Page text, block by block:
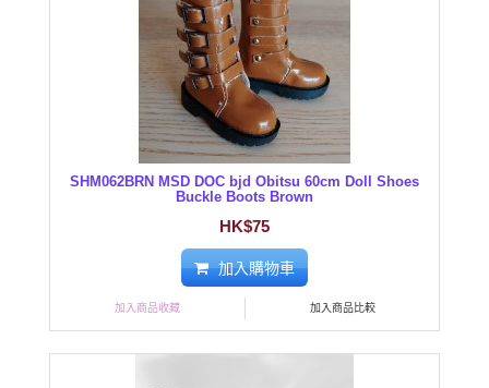
SHM062BRN MSD DOC bjd Obitsu 60cm Doll Shoes
Buckle Boots Brown
HK$75
加入購物車
加入商品收藏 加入商品比較